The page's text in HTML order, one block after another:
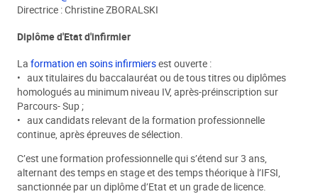
Directrice : Christine ZBORALSKI
Diplôme d'Etat d'infirmier
Laformation en soins infirmiersest ouverte :
• aux titulaires du baccalauréat ou de tous titres ou diplômes
homologués au minimum niveau IV, après-préinscription sur
Parcours- Sup ;
• aux candidats relevant de la formation professionnelle
continue, après épreuves de sélection.
C’est une formation professionnelle qui s’étend sur 3 ans,
alternant des temps en stage et des temps théorique à l’IFSI,
sanctionnée par un diplôme d’Etat et un grade de licence.